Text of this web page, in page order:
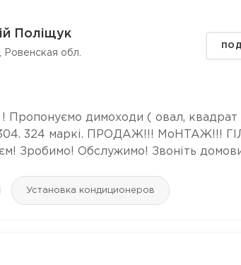
Поліщук
Ровенская обл.
димоходи ( овал, квадрат
304. 324 маркі. ПРОДАЖ!!! МоНТАЖ!!!
Зробимо! Обслужимо! Звоніть
Установка кондиционеров